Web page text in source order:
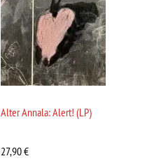
Alter Annala: Alert! (LP)
27,90€